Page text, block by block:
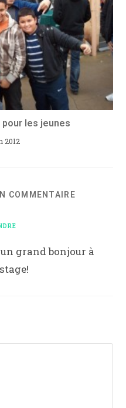
les jeunes
2012
COMMENTAIRE
grand bonjour à